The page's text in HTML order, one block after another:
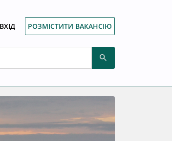
ВХІД РОЗМІСТИТИ ВАКАНСІЮ